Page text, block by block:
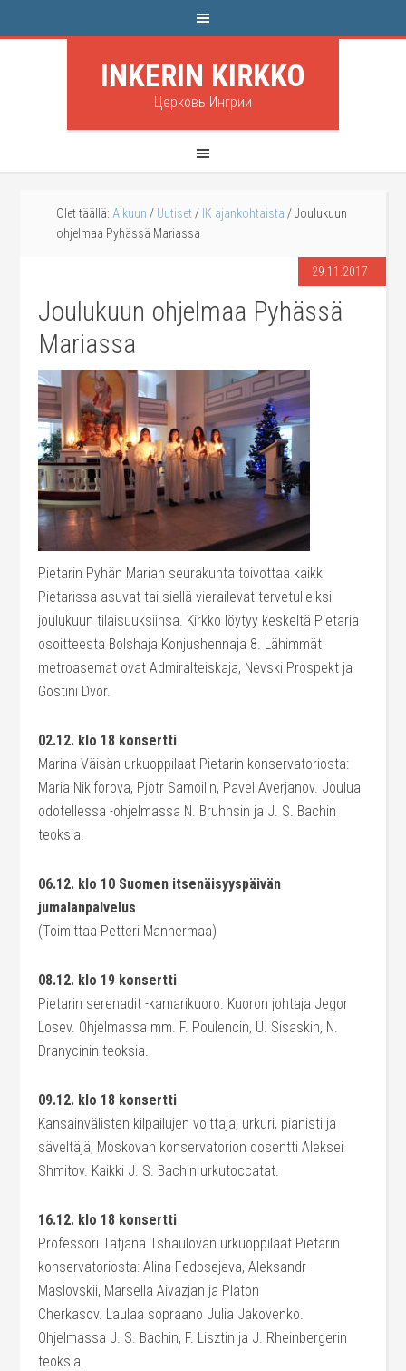
INKERIN KIRKKO
Церковь Ингрии
Olet täällä: Alkuun / Uutiset / IK ajankohtaista /Joulukuun
ohjelmaa Pyhässä Mariassa
29.11.2017
Joulukuun ohjelmaa Pyhässä
Mariassa
Pietarin Pyhän Marian seurakunta toivottaa kaikki
Pietarissa asuvat tai siellä vierailevat tervetulleiksi
joulukuun tilaisuuksiinsa. Kirkko löytyy keskeltä Pietaria
osoitteesta Bolshaja Konjushennaja 8. Lähimmät
metroasemat ovat Admiralteiskaja, Nevski Prospekt ja
Gostini Dvor.
02.12. klo 18 konsertti
Marina Väisän urkuoppilaat Pietarin konservatoriosta:
Maria Nikiforova, Pjotr Samoilin, Pavel Averjanov. Joulua
odotellessa -ohjelmassa N. Bruhnsin ja J. S. Bachin
teoksia.
06.12. klo 10 Suomen itsenäisyyspäivän
jumalanpalvelus
(Toimittaa Petteri Mannermaa)
08.12. klo 19 konsertti
Pietarin serenadit -kamarikuoro. Kuoron johtaja Jegor
Losev. Ohjelmassa mm. F. Poulencin, U. Sisaskin, N.
Dranycinin teoksia.
09.12. klo 18 konsertti
Kansainvälisten kilpailujen voittaja, urkuri, pianisti ja
säveltäjä, Moskovan konservatorion dosentti Aleksei
Shmitov. Kaikki J. S. Bachin urkutoccatat.
16.12. klo 18 konsertti
Professori Tatjana Tshaulovan urkuoppilaat Pietarin
konservatoriosta: Alina Fedosejeva, Aleksandr
Maslovskii, Marsella Aivazjan ja Platon
Cherkasov. Laulaa sopraano Julia Jakovenko.
Ohjelmassa J. S. Bachin, F. Lisztin ja J. Rheinbergerin
teoksia.